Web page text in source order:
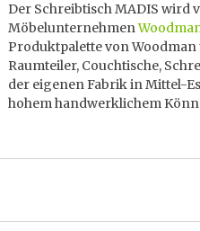
Der Schreibtisch MADIS wird
Möbelunternehmen
Produktpalette von Woodman
Raumteiler, Couchtische,
der eigenen Fabrik in Mittel-
hohem handwerklichem